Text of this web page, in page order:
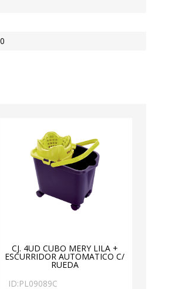
CJ. 4UD CUBO MERY LILA +
ESCURRIDOR AUTOMATICO C/
RUEDA
ID:PL09089C